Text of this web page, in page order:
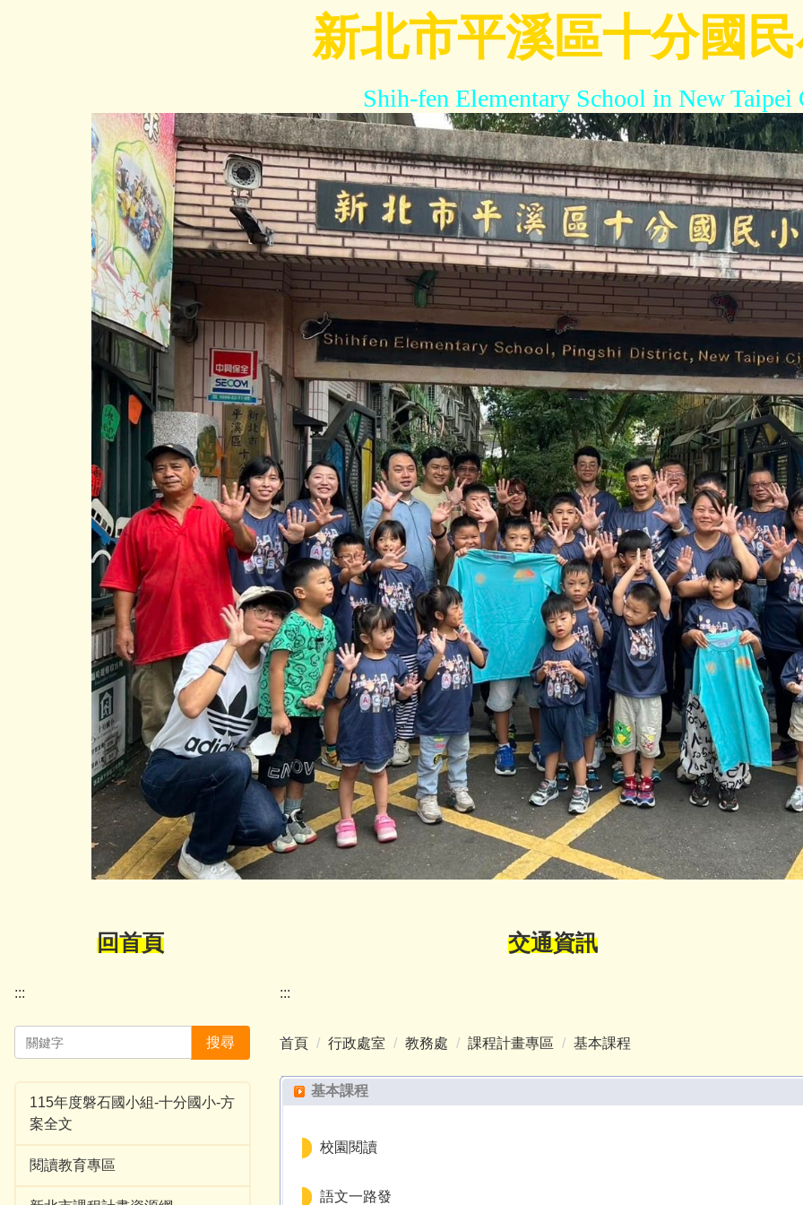
新北市平溪區十分國
Shih-fen Elementary School in New Taipei
回首頁 交通資訊
:::
搜尋
115年度磐石國小組-十分國小-方
案全文
閱讀教育專區
:::
首頁 行政處室 教務處 課程計畫專區 基本課程
基本課程
校園閱讀
語文一路發